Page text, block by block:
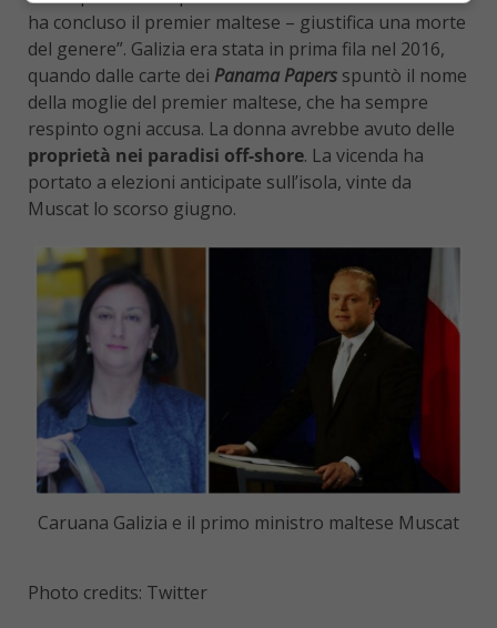
ha concluso il premier maltese – giustifica una morte
del genere”. Galizia era stata in prima fila nel 2016,
quando dalle carte dei Panama Papers spuntò il nome
della moglie del premier maltese, che ha sempre
respinto ogni accusa. La donna avrebbe avuto delle
proprietà nei paradisi off-shore. La vicenda ha
portato a elezioni anticipate sull’isola, vinte da
Muscat lo scorso giugno.
Caruana Galizia e il primo ministro maltese Muscat
Photo credits: Twitter